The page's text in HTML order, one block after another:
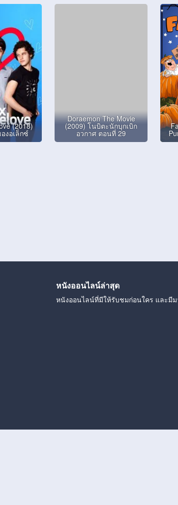
(2018)
งอเล็กซ์
Doraemon The Movie
(2009) โนบิตะนักบุกเบิก
อวกาศ ตอนที่ 29
หนังออนไลน์ล่าสุด
หนังออนไลน์ที่มีให้รับชมก่อนใคร และมีม